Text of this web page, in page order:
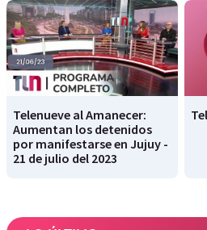
Telenueve al Amanecer:
Aumentan los detenidos
por manifestarse en Jujuy -
21 de julio del 2023